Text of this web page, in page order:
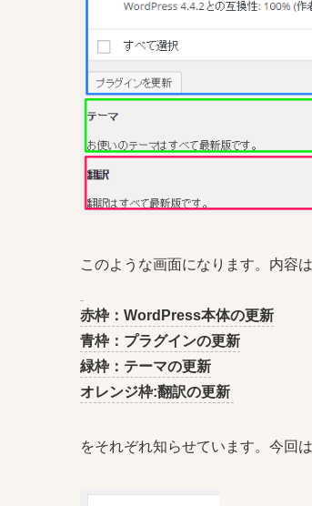
このような画面になります。内容は
赤枠：WordPress本体の更新
青枠：プラグインの更新
緑枠：テーマの更新
オレンジ枠:翻訳の更新
をそれぞれ知らせています。今回